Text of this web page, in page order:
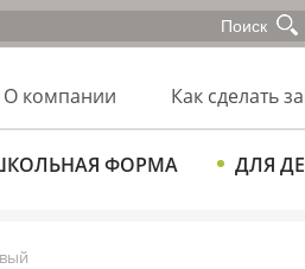
О компании Как сделать
ФОРМА ДЛЯ